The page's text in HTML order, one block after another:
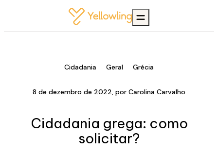
Cidadania Geral Grécia
8 de dezembro de 2022, por Carolina Carvalho
Cidadania grega: como
solicitar?